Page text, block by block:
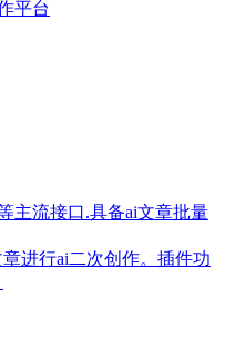
平台
主流接口.具备ai文章批量
进行ai二次创作。插件功